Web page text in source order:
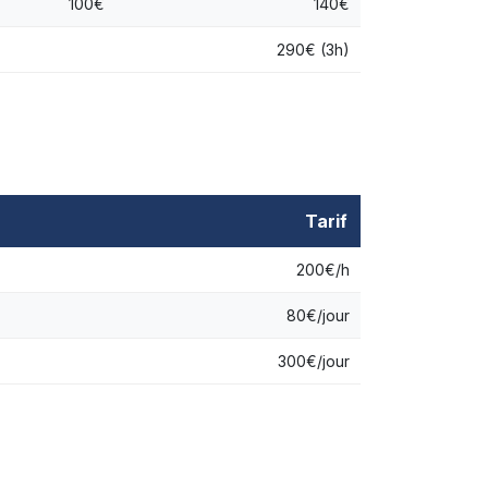
100€ 140€
290€ (3h)
Tarif
200€/h
80€/jour
300€/jour